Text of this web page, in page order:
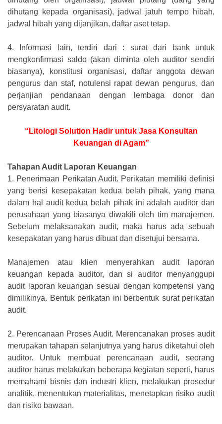
dihutang kepada organisasi), jadwal jatuh tempo hibah,
jadwal hibah yang dijanjikan, daftar aset tetap.
4.
Informasi lain, terdiri dari : surat dari bank untuk
mengkonfirmasi saldo (akan diminta oleh auditor sendiri
biasanya), konstitusi organisasi, daftar anggota dewan
pengurus dan staf, notulensi rapat dewan pengurus, dan
perjanjian pendanaan dengan lembaga donor dan
persyaratan audit.
“Litologi Solution Hadir untuk Jasa Konsultan
Keuangan di Agam”
Tahapan Audit Laporan Keuangan
1. Penerimaan Perikatan Audit. Perikatan memiliki definisi
yang berisi kesepakatan kedua belah pihak, yang mana
dalam hal audit kedua belah pihak ini adalah auditor dan
perusahaan yang biasanya diwakili oleh tim manajemen.
Sebelum melaksanakan audit, maka harus ada sebuah
kesepakatan yang harus dibuat dan disetujui bersama.
Manajemen atau klien menyerahkan audit laporan
keuangan kepada auditor, dan si auditor menyanggupi
audit laporan keuangan sesuai dengan kompetensi yang
dimilikinya. Bentuk perikatan ini berbentuk surat perikatan
audit.
2. Perencanaan Proses Audit. Merencanakan proses audit
merupakan tahapan selanjutnya yang harus diketahui oleh
auditor. Untuk membuat perencanaan audit, seorang
auditor harus melakukan beberapa kegiatan seperti, harus
memahami bisnis dan industri klien, melakukan prosedur
analitik, menentukan materialitas, menetapkan risiko audit
dan risiko bawaan.